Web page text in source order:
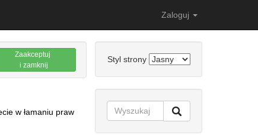
Zaloguj
Zaakceptuj
i zamknij
w łamaniu praw
Styl strony